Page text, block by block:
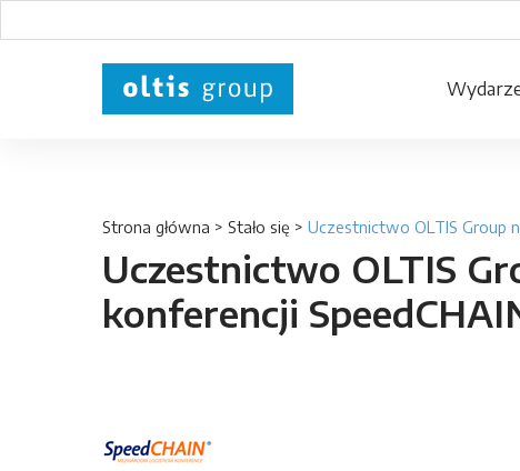
Strona główna > Stało się > Uczestnictwo OLTIS Group
Uczestnictwo OLTIS
konferencji